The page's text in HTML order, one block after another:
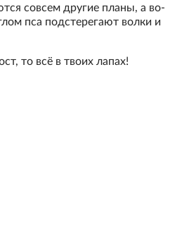
совсем другие планы, а во-
пса подстерегают волки и
то всё в твоих лапах!